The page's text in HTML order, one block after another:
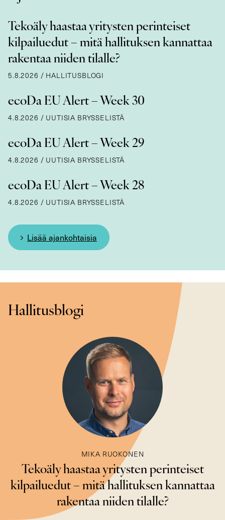
Tekoäly haastaa yritysten perinteiset
kilpailuedut – mitä hallituksen kannattaa
rakentaa niiden tilalle?
5.8.2026 / HALLITUSBLOGI
ecoDa EU Alert – Week 30
4.8.2026 / UUTISIA BRYSSELISTÄ
ecoDa EU Alert – Week 29
4.8.2026 / UUTISIA BRYSSELISTÄ
ecoDa EU Alert – Week 28
4.8.2026 / UUTISIA BRYSSELISTÄ
Lisää ajankohtaisia
Hallitusblogi
MIKA RUOKONEN
Tekoäly haastaa yritysten perinteiset
kilpailuedut – mitä hallituksen kannattaa
rakentaa niiden tilalle?